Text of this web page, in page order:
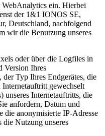
ein. Hierbei
der 1&1 IONOS SE,
Deutschland, nachfolgend
wir die Benutzung unseres
oder über die Logfiles in
Version Ihres
Typ Ihres Endgerätes, die
Internetauftritt gewechselt
unseres Internetauftritts, die
anfordern, Datum und
anonymisierte IP-Adresse
die Nutzung unseres